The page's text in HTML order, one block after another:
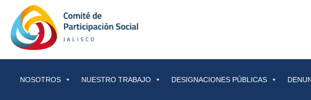
NOSOTROS NUESTRO TRABAJO DESIGNACIONES PÚBLICAS